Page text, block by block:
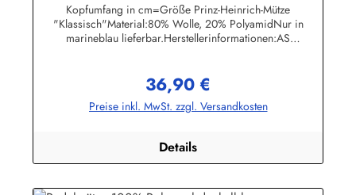
Kopfumfang in cm=Größe Prinz-Heinrich-Mütze
"Klassisch"Material:80% Wolle, 20% PolyamidNur in
marineblau lieferbar.Herstellerinformationen:AS
Regulärer Preis:
36,90 €
Preise inkl. MwSt. zzgl. Versandkosten
Details